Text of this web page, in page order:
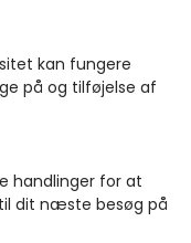
kan fungere
på og tilføjelse af
handlinger for at
dit næste besøg på